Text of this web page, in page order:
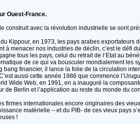
Ouest-France.
construit avec la révolution industrielle se sont
Kippour, en 1973, les pays arabes exportateurs
menacer nos industries de déclin, c’est le défi
tous les pays, celui du retrait de l’Etat au
de ce qui va bousculer mondialement les
bang financier, il lance la folie de la circulation
aussi cette année 1986 que commence
Wide Web, en 1991, en a inauguré la
de Berlin et l’application au reste du monde du
internationales encore originaires des
matérielle – et du PIB- de ces vieux pays
!